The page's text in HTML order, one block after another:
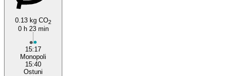
0.13 kg CO2
0 h 23 min
15:17
Monopoli
15:40
Ostuni